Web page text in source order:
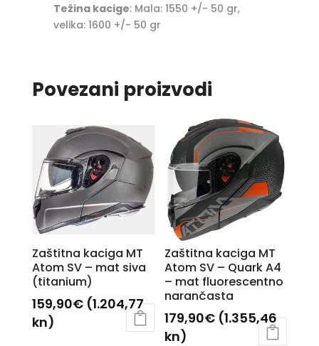
Težina kacige: Mala: 1550 +/- 50 gr,
velika: 1600 +/- 50 gr
Povezani proizvodi
Zaštitna kaciga MT
Atom SV – mat siva
(titanium)
159,90€ (1.204,77
kn)
Zaštitna kaciga MT
Atom SV – Quark A4
– mat fluorescentno
narančasta
179,90€ (1.355,46
kn)